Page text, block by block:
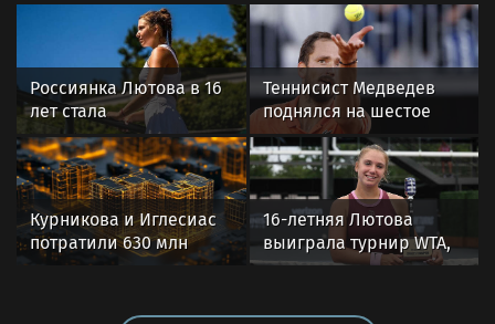
Россиянка Лютова в 16
лет стала
победительницей
дебютного для нее
турнира WTA
Теннисист Медведев
поднялся на шестое
место в рейтинге ATP
Курникова и Иглесиас
потратили 630 млн
рублей на виллу в
16-летняя Лютова
выиграла турнир WTA,
«Спартак» победил
к утру